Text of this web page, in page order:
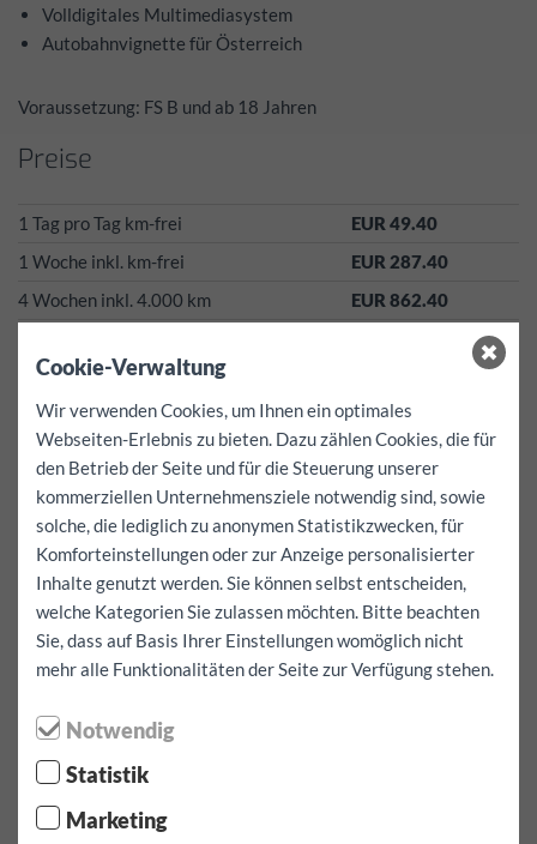
Volldigitales Multimediasystem
Autobahnvignette für Österreich
Voraussetzung: FS B und ab 18 Jahren
Preise
1 Tag pro Tag km-frei
EUR 49.40
1 Woche inkl. km-frei
EUR 287.40
4 Wochen inkl. 4.000 km
EUR 862.40
Aufpreis mit Winterreifen ausgestattet!
Diese Preise sind all-inclusive-Preise!
Steuern, Versicherungen, Vertrags- und Winterreifengebühren
sind bereits inkludiert!
Zusatzkilometer für dieses Fahrzeug EUR 0.50
Kaution:500EUR
Selbstbehalt pro Schadensfall0EUR
Keine Selbstbeteiligung!
Kostenlose Leistungen:Navigationsgerät, Kindersitze und
Befestigungsgurte - können nur nach Verfügbarkeit und im
Voraus zum Fahrzeug reserviert werden.
Eine Verfügbarkeit kann nicht garantiert werden!
Mietdauer / Kilometer auswählen
Abholdatum:
Cookie-Verwaltung
Wir verwenden Cookies, um Ihnen ein optimales
Webseiten-Erlebnis zu bieten. Dazu zählen Cookies, die für
den Betrieb der Seite und für die Steuerung unserer
kommerziellen Unternehmensziele notwendig sind, sowie
solche, die lediglich zu anonymen Statistikzwecken, für
Komforteinstellungen oder zur Anzeige personalisierter
Inhalte genutzt werden. Sie können selbst entscheiden,
welche Kategorien Sie zulassen möchten. Bitte beachten
Sie, dass auf Basis Ihrer Einstellungen womöglich nicht
mehr alle Funktionalitäten der Seite zur Verfügung stehen.
Notwendig
Statistik
Marketing